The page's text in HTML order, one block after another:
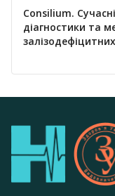
Consilium.
діагностики та